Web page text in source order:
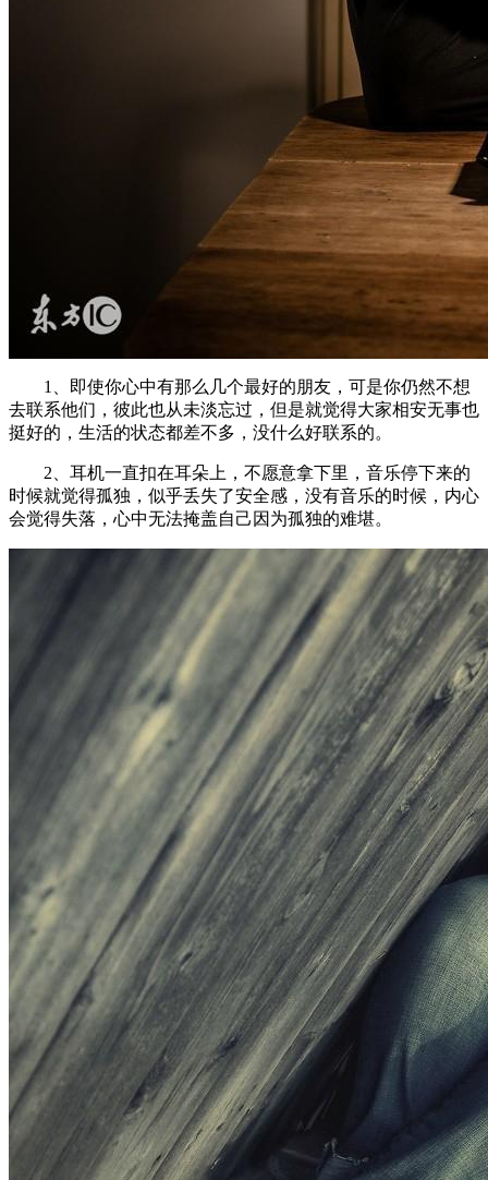
1、即使你心中有那么几个最好的朋友，可是你仍然不想
去联系他们，彼此也从未淡忘过，但是就觉得大家相安无事也
挺好的，生活的状态都差不多，没什么好联系的。
2、耳机一直扣在耳朵上，不愿意拿下里，音乐停下来的
时候就觉得孤独，似乎丢失了安全感，没有音乐的时候，内心
会觉得失落，心中无法掩盖自己因为孤独的难堪。